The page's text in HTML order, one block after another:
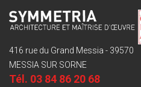
416 rue du Grand Messia - 39570
MESSIA SUR SORNE
Tél. 03 84 86 20 68